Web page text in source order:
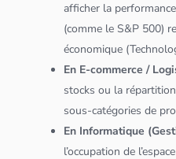
afficher la
(comme le S&P 500)
économique
En E-commerce /
stocks ou la
sous-catégories de
En Informatique
l’occupation de